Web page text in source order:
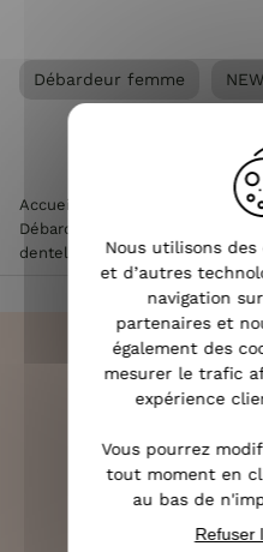
Débardeur femme NEW
Accueil >
Débardeur femme
Top
dentelle et boutons
Nous utilisons
et d’autres
navigation
partenaires et
également des
mesurer le trafic
expérience
Vous pourrez
tout moment en
au bas de
Refuser